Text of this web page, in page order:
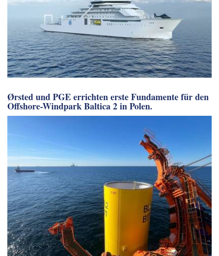
Ørsted und PGE errichten erste Fundamente für den
Offshore-Windpark Baltica 2 in Polen.